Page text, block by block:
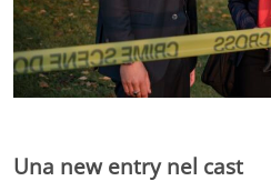
Una new entry nel cast